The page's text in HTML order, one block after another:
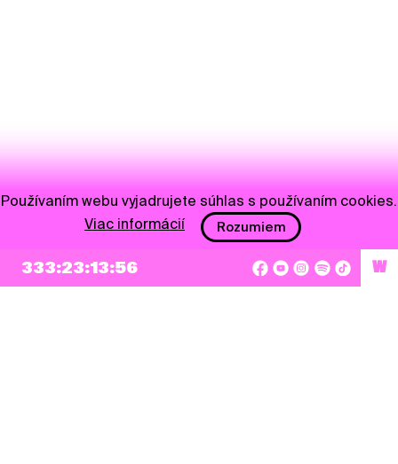
333:23:13:56 W
Používaním webu vyjadrujete súhlas s používaním cookies.
Viac informácií
Rozumiem